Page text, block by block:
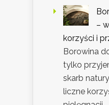
–
korzyści i
Borowina
tylko
skarb
liczne